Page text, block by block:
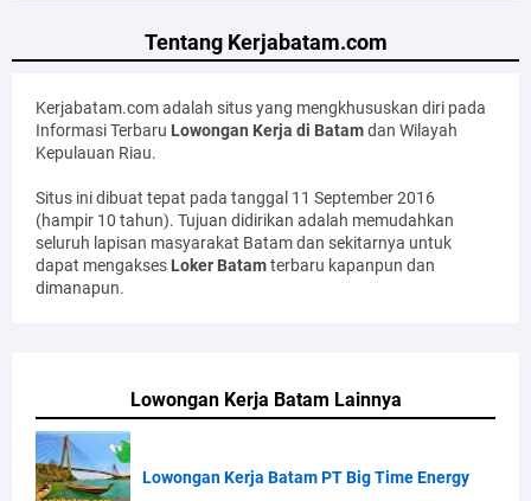
Tentang Kerjabatam.com
Kerjabatam.com adalah situs yang mengkhususkan diri pada
Informasi Terbaru Lowongan Kerja di Batamdan Wilayah
Kepulauan Riau.
Situs ini dibuat tepat pada tanggal 11 September 2016
(hampir 10 tahun). Tujuan didirikan adalah memudahkan
seluruh lapisan masyarakat Batam dan sekitarnya untuk
dapat mengakses Loker Batamterbaru kapanpun dan
dimanapun.
Lowongan Kerja Batam Lainnya
Lowongan Kerja Batam PT Big Time Energy